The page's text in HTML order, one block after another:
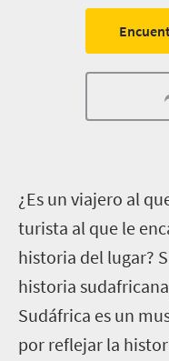
¿Es un viajero al
turista al que le
historia del lugar?
historia
Sudáfrica es un
por reflejar la